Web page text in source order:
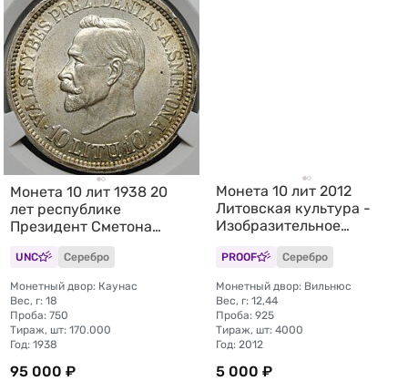
Монета 10 лит 1938 20
лет республике
Президент Сметона
Литва слаб CPRC MS 62
UNC Серебро
Монетный двор: Каунас
Вес, г: 18
Проба: 750
Тираж, шт: 170.000
Год: 1938
95 000 ₽
Монета 10 лит 2012
Литовская культура -
Изобразительное
искусство Литва
PROOF Серебро
Монетный двор: Вильнюс
Вес, г: 12,44
Проба: 925
Тираж, шт: 4000
Год: 2012
5 000 ₽